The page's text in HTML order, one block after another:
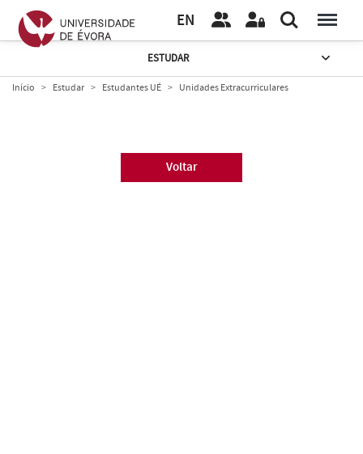
EN
ESTUDAR
Início Estudar Estudantes UÉ Unidades Extracurriculares
Voltar